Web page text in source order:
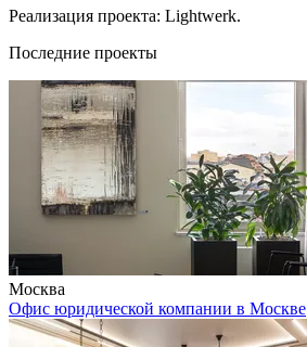
Реализация проекта: Lightwerk.
Последние проекты
Москва
Офис юридической компании в Москве